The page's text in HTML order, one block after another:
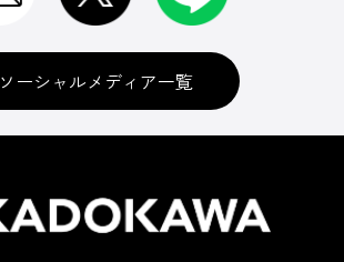
ソーシャルメディア一覧